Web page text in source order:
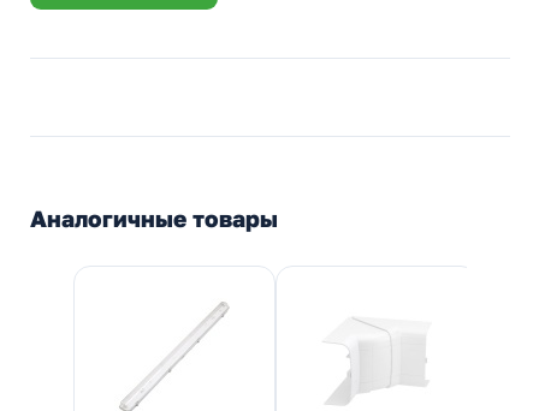
Аналогичные товары